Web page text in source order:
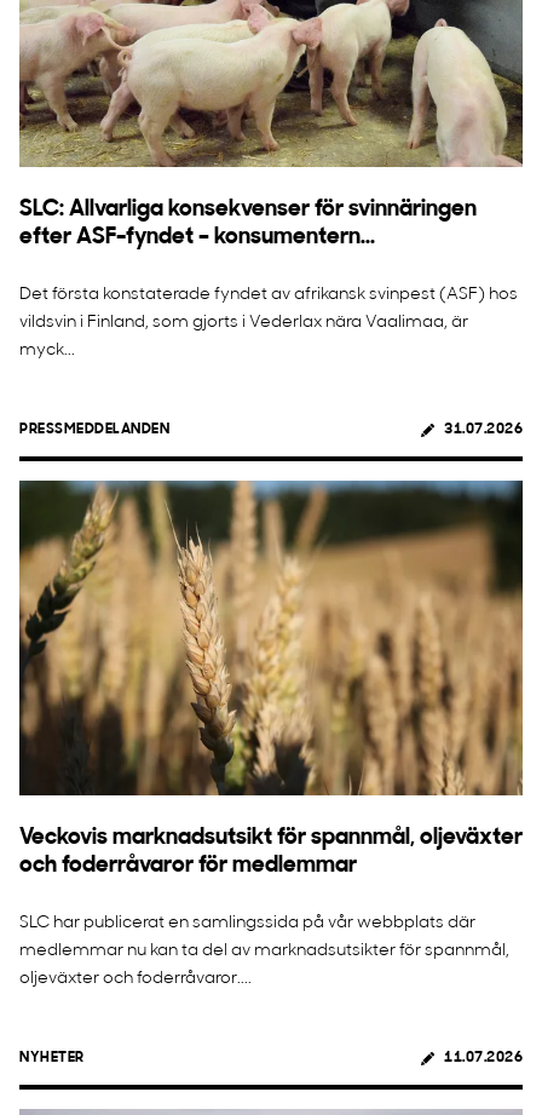
SLC: Allvarliga konsekvenser för svinnäringen
efter ASF-fyndet – konsumentern...
Det första konstaterade fyndet av afrikansk svinpest (ASF) hos
vildsvin i Finland, som gjorts i Vederlax nära Vaalimaa, är
myck...
PRESSMEDDELANDEN 31.07.2026
Veckovis marknadsutsikt för spannmål, oljeväxter
och foderråvaror för medlemmar
SLC har publicerat en samlingssida på vår webbplats där
medlemmar nu kan ta del av marknadsutsikter för spannmål,
oljeväxter och foderråvaror....
NYHETER 11.07.2026